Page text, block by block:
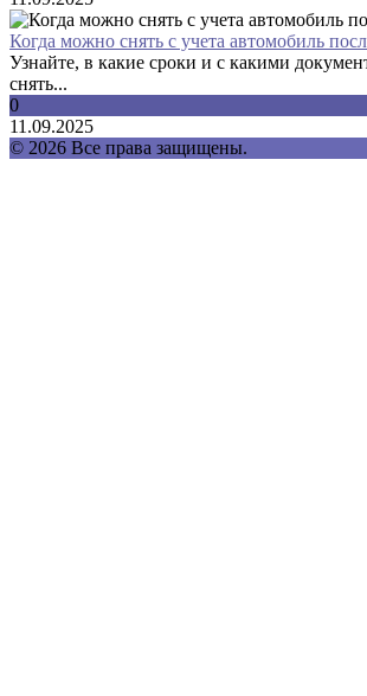
Когда можно снять с учета автомобиль
Узнайте, в какие сроки и с какими
снять...
0
11.09.2025
© 2026 Все права защищены.